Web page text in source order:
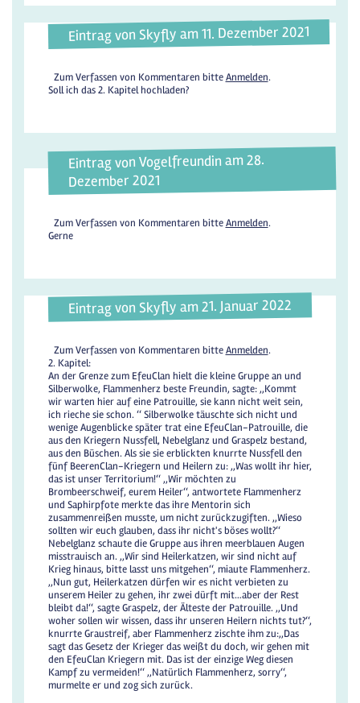
Eintrag von Skyfly am 11. Dezember 2021
Zum Verfassen von Kommentaren bitteAnmelden.
Soll ich das 2. Kapitel hochladen?
Eintrag von Vogelfreundin am 28.
Dezember 2021
Zum Verfassen von Kommentaren bitteAnmelden.
Gerne
Eintrag von Skyfly am 21. Januar 2022
Zum Verfassen von Kommentaren bitteAnmelden.
2. Kapitel:
An der Grenze zum EfeuClan hielt die kleine Gruppe an und
Silberwolke, Flammenherz beste Freundin, sagte: ,,Kommt
wir warten hier auf eine Patrouille, sie kann nicht weit sein,
ich rieche sie schon. ‘‘ Silberwolke täuschte sich nicht und
wenige Augenblicke später trat eine EfeuClan-Patrouille, die
aus den Kriegern Nussfell, Nebelglanz und Graspelz bestand,
aus den Büschen. Als sie sie erblickten knurrte Nussfell den
fünf BeerenClan-Kriegern und Heilern zu: ,,Was wollt ihr hier,
das ist unser Territorium!‘‘ ,,Wir möchten zu
Brombeerschweif, eurem Heiler‘‘, antwortete Flammenherz
und Saphirpfote merkte das ihre Mentorin sich
zusammenreißen musste, um nicht zurückzugiften. ,,Wieso
sollten wir euch glauben, dass ihr nicht's böses wollt?‘‘
Nebelglanz schaute die Gruppe aus ihren meerblauen Augen
misstrauisch an. ,,Wir sind Heilerkatzen, wir sind nicht auf
Krieg hinaus, bitte lasst uns mitgehen‘‘, miaute Flammenherz.
,,Nun gut, Heilerkatzen dürfen wir es nicht verbieten zu
unserem Heiler zu gehen, ihr zwei dürft mit…aber der Rest
bleibt da!‘‘, sagte Graspelz, der Älteste der Patrouille. ,,Und
woher sollen wir wissen, dass ihr unseren Heilern nichts tut?‘‘,
knurrte Graustreif, aber Flammenherz zischte ihm zu:,,Das
sagt das Gesetz der Krieger das weißt du doch, wir gehen mit
den EfeuClan Kriegern mit. Das ist der einzige Weg diesen
Kampf zu vermeiden!‘‘ ,,Natürlich Flammenherz, sorry‘‘,
murmelte er und zog sich zurück.